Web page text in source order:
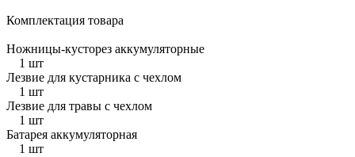
Комплектация товара
Ножницы-кусторез аккумуляторные
1 шт
Лезвие для кустарника с чехлом
1 шт
Лезвие для травы с чехлом
1 шт
Батарея аккумуляторная
1 шт